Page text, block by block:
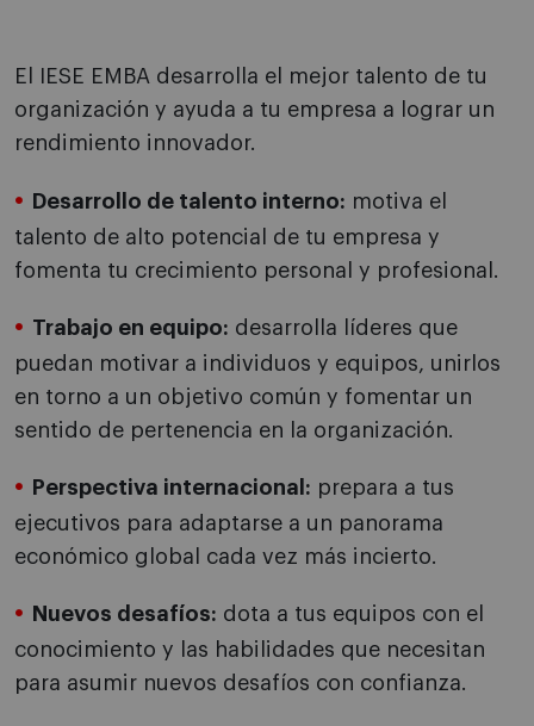
El IESE EMBA desarrolla el mejor talento de tu
organización y ayuda a tu empresa a lograr un
rendimiento innovador.
Desarrollo de talento interno: motiva el
talento de alto potencial de tu empresa y
fomenta tu crecimiento personal y profesional.
Trabajo en equipo: desarrolla líderes que
puedan motivar a individuos y equipos, unirlos
en torno a un objetivo común y fomentar un
sentido de pertenencia en la organización.
Perspectiva internacional: prepara a tus
ejecutivos para adaptarse a un panorama
económico global cada vez más incierto.
Nuevos desafíos: dota a tus equipos con el
conocimiento y las habilidades que necesitan
para asumir nuevos desafíos con confianza.